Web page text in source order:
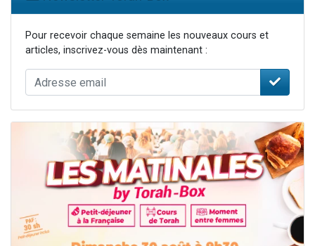
Pour recevoir chaque semaine les nouveaux cours et
articles, inscrivez-vous dès maintenant :